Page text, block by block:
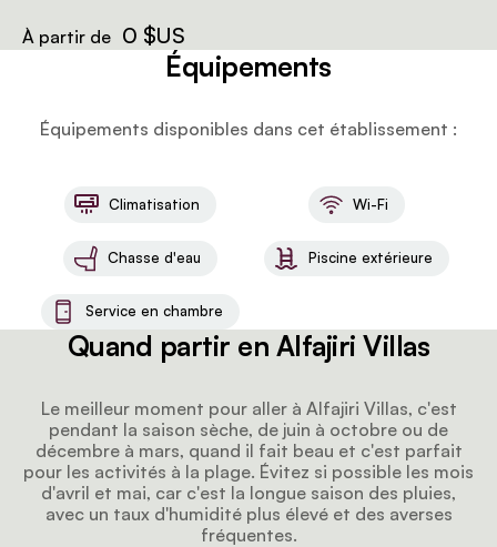
comme l'une des chambres les plus romantiques au
monde, et une piscine à débordement qui se fond
À partir de 0 $US
Équipements
Équipements disponibles dans cet établissement :
Climatisation Wi-Fi
Chasse d'eau Piscine extérieure
Service en chambre
Quand partir en Alfajiri Villas
Le meilleur moment pour aller à Alfajiri Villas, c'est
pendant la saison sèche, de juin à octobre ou de
décembre à mars, quand il fait beau et c'est parfait
pour les activités à la plage. Évitez si possible les mois
d'avril et mai, car c'est la longue saison des pluies,
avec un taux d'humidité plus élevé et des averses
fréquentes.